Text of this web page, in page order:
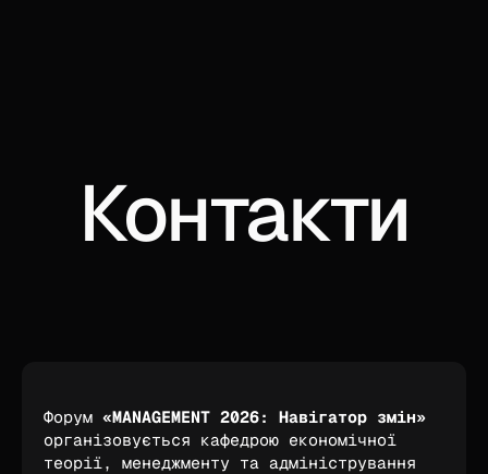
Контакти
Форум «MANAGEMENT 2026: Навігатор змін»
організовується кафедрою економічної
теорії, менеджменту та адміністрування